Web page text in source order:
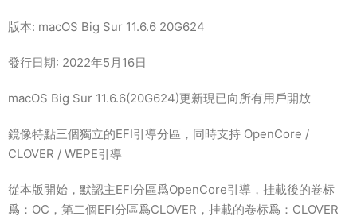
版本: macOS Big Sur 11.6.6 20G624
發行日期: 2022年5月16日
macOS Big Sur 11.6.6(20G624)更新現已向所有用戶開放
鏡像特點三個獨立的EFI引導分區，同時支持 OpenCore /
CLOVER / WEPE引導
從本版開始，默認主EFI分區爲OpenCore引導，挂載後的卷标
爲：OC，第二個EFI分區爲CLOVER，挂載的卷标爲：CLOVER